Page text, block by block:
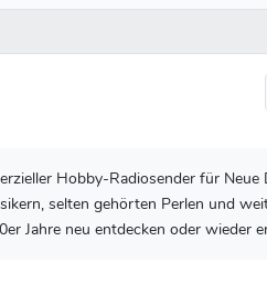
Hobby-Radiosender für
selten gehörten Perlen und
Jahre neu entdecken oder wieder